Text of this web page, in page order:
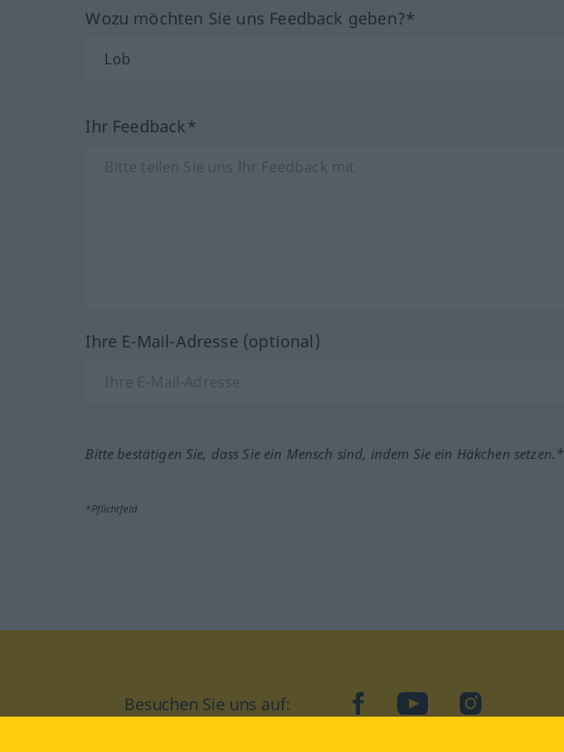
Wozu möchten Sie uns Feedback geben?*
Ihr Feedback*
Ihre E-Mail-Adresse (optional)
Bitte bestätigen Sie, dass Sie ein Mensch sind, indem Sie ein Häkchen setzen.*
*Pflichtfeld
Besuchen Sie uns auf: facebookYouTubeInstagram